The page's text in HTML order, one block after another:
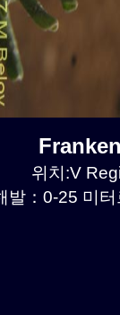
위치:V
발：0-25 미